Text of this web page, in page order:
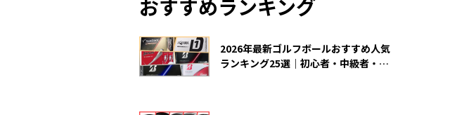
おすすめランキング
2026年最新ゴルフボールおすすめ人気
ランキング25選｜初心者・中級者・上